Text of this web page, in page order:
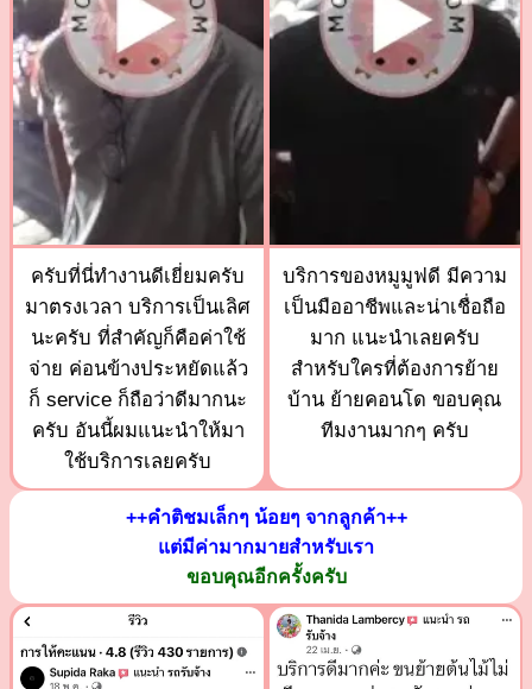
ครับที่นี่ทำงานดีเยี่ยมครับ
มาตรงเวลา บริการเป็นเลิศ
นะครับ ที่สำคัญก็คือค่าใช้
จ่าย ค่อนข้างประหยัดแล้ว
ก็ service ก็ถือว่าดีมากนะ
ครับ อันนี้ผมแนะนำให้มา
ใช้บริการเลยครับ
บริการของหมูมูฟดี มีความ
เป็นมืออาชีพและน่าเชื่อถือ
มาก แนะนำเลยครับ
สำหรับใครที่ต้องการย้าย
บ้าน ย้ายคอนโด ขอบคุณ
ทีมงานมากๆ ครับ
++คำติชมเล็กๆ น้อยๆ จากลูกค้า++
แต่มีค่ามากมายสำหรับเรา
ขอบคุณอีกครั้งครับ